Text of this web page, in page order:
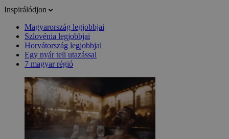
Inspirálódjon
Magyarország legjobbjai
Szlovénia legjobbjai
Horvátország legjobbjai
Egy nyár teli utazással
7 magyar régió